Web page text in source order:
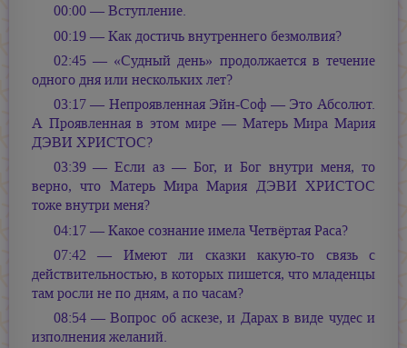
00:00 — Вступление.
00:19 — Как достичь внутреннего безмолвия?
02:45 — «Судный день» продолжается в течение
одного дня или нескольких лет?
03:17 — Непроявленная Эйн-Соф — Это Абсолют.
А Проявленная в этом мире — Матерь Мира Мария
ДЭВИ ХРИСТОС?
03:39 — Если аз — Бог, и Бог внутри меня, то
верно, что Матерь Мира Мария ДЭВИ ХРИСТОС
тоже внутри меня?
04:17 — Какое сознание имела Четвёртая Раса?
07:42 — Имеют ли сказки какую-то связь с
действительностью, в которых пишется, что младенцы
там росли не по дням, а по часам?
08:54 — Вопрос об аскезе, и Дарах в виде чудес и
изполнения желаний.